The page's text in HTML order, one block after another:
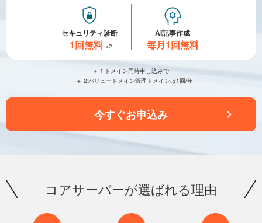
セキュリティ診断
1回無料 ※2
AI記事作成
毎月1回無料
1 ドメイン同時申し込みで
2 バリュードメイン管理ドメインは1回/年
今すぐお申込み
コアサーバーが選ばれる理由